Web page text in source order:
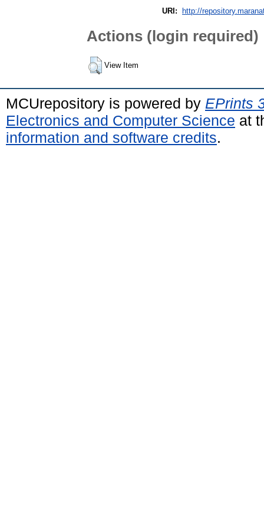
URI:
http://
Actions (login required)
View Item
MCUrepository is powered by EPrints
Electronics and Computer Science at
information and software credits.